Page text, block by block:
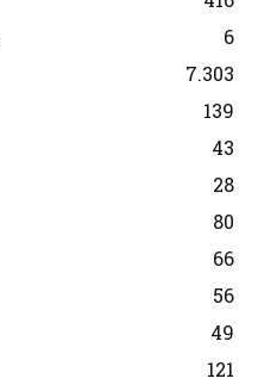
6
7.303
139
43
28
80
66
56
49
121